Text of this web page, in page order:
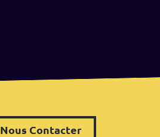
Nous Contacter